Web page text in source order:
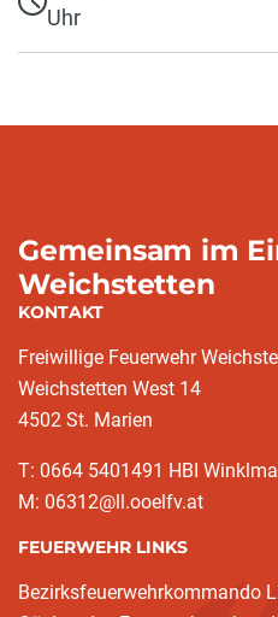
Uhr
Gemeinsam im
Weichstetten
KONTAKT
Freiwillige Feuerwehr
Weichstetten West 14
4502 St. Marien
T: 0664 5401491 HBI
M: 06312@ll.ooelfv.at
FEUERWEHR LINKS
Bezirksfeuerwehrkommando